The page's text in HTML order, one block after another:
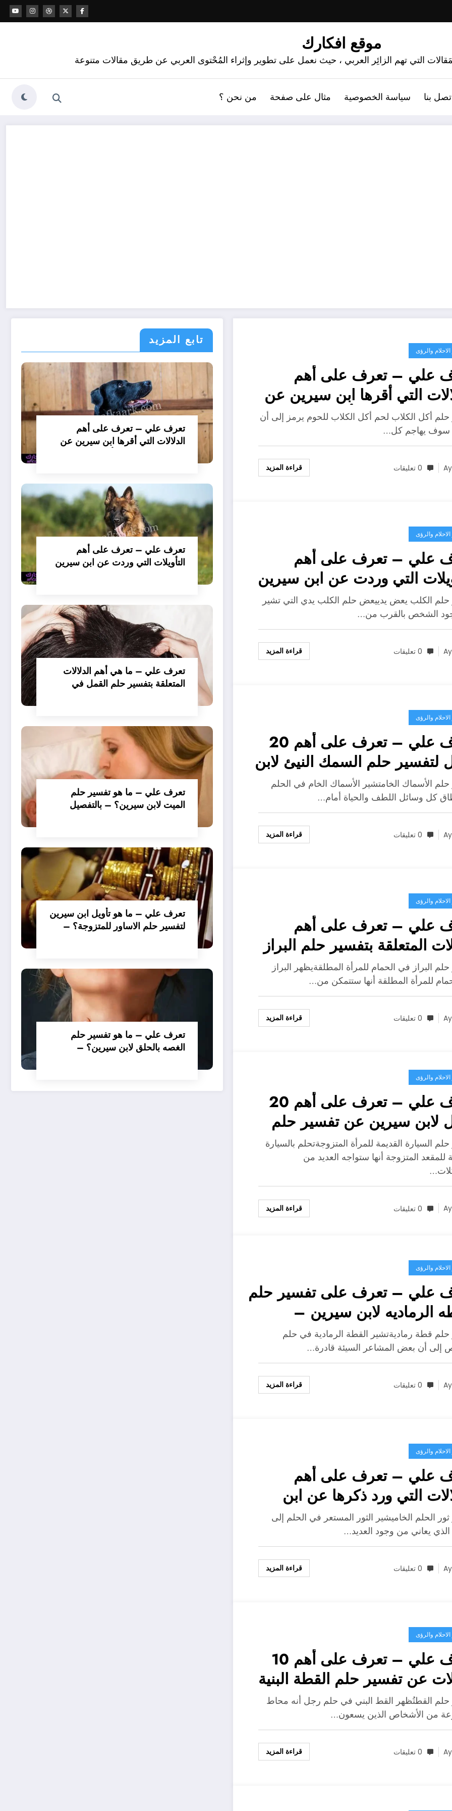
موقع افكارك
التي تهم الزائِر العربي ، حيث نعمل على تطوير وإثراء المُحْتوى العربي عن طريق مقالات متنوعة
بنا سياسة الخصوصية مثال على صفحة من نحن ؟
والرؤى
علي – تعرف على أهم
التي أقرها ابن سيرين عن
حلم الكلاب تأكل لحم –
أكل الكلاب لحم أكل الكلاب للحوم يرمز إلى أن
سوف يهاجم كل…
0 تعليقات قراءة المزيد
والرؤى
علي – تعرف على أهم
التي وردت عن ابن سيرين
حلم الكلب يعض يدي –
الكلب يعض يدييعض حلم الكلب يدي التي تشير
الشخص بالقرب من…
0 تعليقات قراءة المزيد
والرؤى
تعرف علي – تعرف على أهم 20
لتفسير حلم السمك النيئ لابن
– بالتفصيل
الأسماك الخامتشير الأسماك الخام في الحلم
كل وسائل اللطف والحياة أمام…
0 تعليقات قراءة المزيد
والرؤى
علي – تعرف على أهم
المتعلقة بتفسير حلم البراز
للمطلقه لابن سيرين –
البراز في الحمام للمرأة المطلقةيظهر البراز
للمرأة المطلقة أنها ستتمكن من…
0 تعليقات قراءة المزيد
والرؤى
تعرف علي – تعرف على أهم 20
لابن سيرين عن تفسير حلم
القديمة للمتزوجة –
السيارة القديمة للمرأة المتزوجةتحلم بالسيارة
للمقعد المتزوجة أنها ستواجه العديد من
0 تعليقات قراءة المزيد
والرؤى
علي – تعرف على تفسير حلم
الرماديه لابن سيرين –
قطة رماديةتشير القطة الرمادية في حلم
إلى أن بعض المشاعر السيئة قادرة…
0 تعليقات قراءة المزيد
والرؤى
علي – تعرف على أهم
التي ورد ذكرها عن ابن
لتفسير حلم الثور الهائج –
الحلم الخاميشير الثور المستعر في الحلم إلى
الذي يعاني من وجود العديد…
0 تعليقات قراءة المزيد
والرؤى
تعرف علي – تعرف على أهم 10
عن تفسير حلم القطة البنية
سيرين – بالتفصيل
حلم القطتُظهر القط البني في حلم رجل أنه محاط
من الأشخاص الذين يسعون…
0 تعليقات قراءة المزيد
تابع المزيد
تعرف علي – تعرف على أهم
الدلالات التي أقرها ابن سيرين عن
تعرف علي – تعرف على أهم
التأويلات التي وردت عن ابن سيرين
تعرف علي – ما هي أهم الدلالات
المتعلقة بتفسير حلم القمل في
تعرف علي – ما هو تفسير حلم
الميت لابن سيرين؟ – بالتفصيل
تعرف علي – ما هو تأويل ابن سيرين
لتفسير حلم الاساور للمتزوجة؟ –
تعرف علي – ما هو تفسير حلم
الغصه بالحلق لابن سيرين؟ –